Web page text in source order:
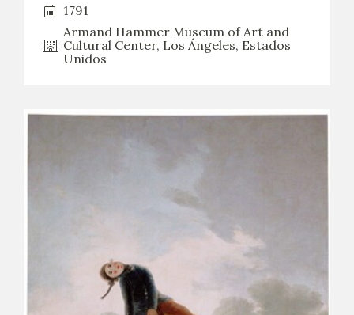
CATÁLOGO
1791
Armand Hammer Museum of Art and
Cultural Center, Los Ángeles, Estados
Unidos